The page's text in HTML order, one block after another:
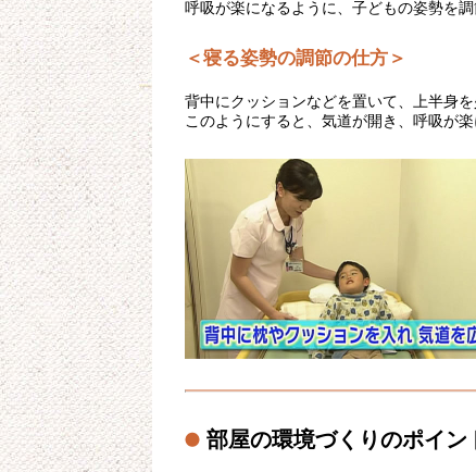
呼吸が楽になるように、子どもの姿勢を調
＜寝る姿勢の調節の仕方＞
背中にクッションなどを置いて、上半身
このようにすると、気道が開き、呼吸が楽
部屋の環境づくりのポイン